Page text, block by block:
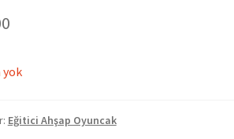
Eğitici Ahşap Oyuncak